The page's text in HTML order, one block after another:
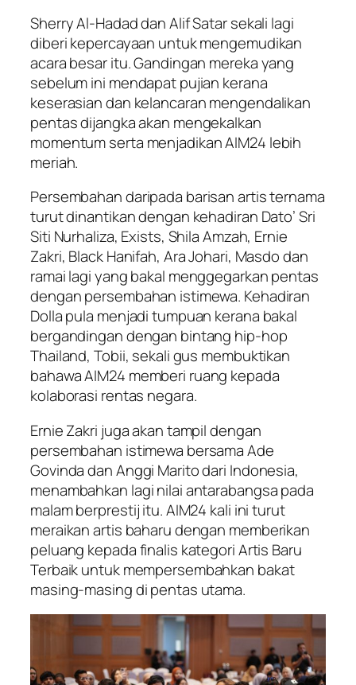
Sherry Al-Hadad dan Alif Satar sekali lagi
diberi kepercayaan untuk mengemudikan
acara besar itu. Gandingan mereka yang
sebelum ini mendapat pujian kerana
keserasian dan kelancaran mengendalikan
pentas dijangka akan mengekalkan
momentum serta menjadikan AIM24 lebih
meriah.
Persembahan daripada barisan artis ternama
turut dinantikan dengan kehadiran Dato’ Sri
Siti Nurhaliza, Exists, Shila Amzah, Ernie
Zakri, Black Hanifah, Ara Johari, Masdo dan
ramai lagi yang bakal menggegarkan pentas
dengan persembahan istimewa. Kehadiran
Dolla pula menjadi tumpuan kerana bakal
bergandingan dengan bintang hip-hop
Thailand, Tobii, sekali gus membuktikan
bahawa AIM24 memberi ruang kepada
kolaborasi rentas negara.
Ernie Zakri juga akan tampil dengan
persembahan istimewa bersama Ade
Govinda dan Anggi Marito dari Indonesia,
menambahkan lagi nilai antarabangsa pada
malam berprestij itu. AIM24 kali ini turut
meraikan artis baharu dengan memberikan
peluang kepada finalis kategori Artis Baru
Terbaik untuk mempersembahkan bakat
masing-masing di pentas utama.